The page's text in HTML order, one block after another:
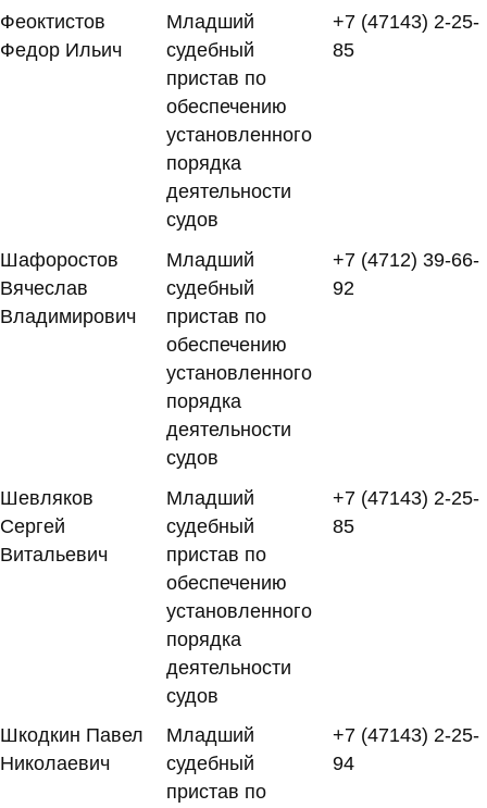
Феоктистов
Федор Ильич
Младший
судебный
пристав по
обеспечению
установленного
порядка
деятельности
судов
+7 (47143) 2-25-
85
Шафоростов
Вячеслав
Владимирович
Младший
судебный
пристав по
обеспечению
установленного
порядка
деятельности
судов
+7 (4712) 39-66-
92
Шевляков
Сергей
Витальевич
Младший
судебный
пристав по
обеспечению
установленного
порядка
деятельности
судов
+7 (47143) 2-25-
85
Шкодкин Павел
Николаевич
Младший
судебный
пристав по
+7 (47143) 2-25-
94